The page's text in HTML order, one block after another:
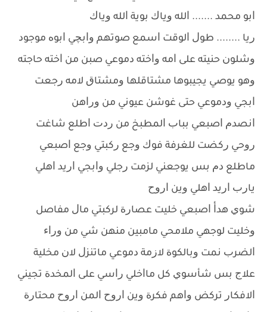
ﺍﺑﻮ ﻣﺤﻤﺪ ....... ﺍﻟﻠﻪ ﻭﻳﺎﻙ ﺑﻮﻳﺔ ﺍﻟﻠﻪ ﻭﻳﺎﻙ
ﺭﻳﺎ ........ ﻃﻮﻝ ﺍﻟﻮﻗﺖ ﺍﺳﻤﻊ ﺻﻮﺗﻬﻢ ﻭﺍﺑﭽﻲ ﺍﺑﻮﻩ ﻣﻮﺟﻮﺩ
ﻭﺷﻠﻮﻥ ﺣﻨﻴﺘﻪ ﻋﻠﻰ ﺍﻣﻪ ﻭﺍﺧﺘﻪ ﺩﻣﻮﻋﻲ ﺻﺒﻦ ﻣﻦ ﺍﺧﺘﻪ ﺣﺎﺟﺘﻪ
ﻭﻫﻮ ﻳﻮﺻﻲ ﻳﺠﻴﺒﻮﻫﺎ ﻣﺸﺘﺎﻗﻠﻬﺎ ﻭﻣﺸﺘﺎﻕ ﻻﻣﻪ ﺭﺟﻌﺖ
ﺍﺑﺠﻲ ﻭﺩﻣﻮﻋﻲ ﺣﺘﻰ ﻏﻮﺷﻦ ﻋﻴﻮﻧﻲ ﻣﻦ ﻭﺭﺍﻫﻦ
ﺍﻧﺼﺪﻡ ﺍﺻﺒﻌﻲ ﺑﺒﺎﺏ ﺍﻟﻤﻄﺒﺦ ﻣﻦ ﺭﺩﺕ ﺍﻃﻠﻊ ﺷﺎﻏﺖ
ﺭﻭﺣﻲ ﺭﻛﻀﺖ ﻟﻠﻐﺮﻓﺔ ﻓﻮﻙ ﻭﺟﻊ ﺭﻛﺒﺘﻲ ﻭﺟﻊ ﺍﺻﺒﻌﻲ
ﻣﺎﻃﻠﻊ ﺩﻡ ﺑﺲ ﻳﻮﺟﻌﻨﻲ ﻟﺰﻣﺖ ﺭﺟﻠﻲ ﻭﺍﺑﺠﻲ ﺍﺭﻳﺪ ﺍﻫﻠﻲ
ﻳﺎﺭﺏ ﺍﺭﻳﺪ ﺍﻫﻠﻲ ﻭﻳﻦ ﺍﺭﻭﺡ
ﺷﻮﻱ ﻫﺪﺃ ﺍﺻﺒﻌﻲ ﺧﻠﻴﺖ ﻋﺼﺎﺭﺓ ﻟﺮﻛﺒﺘﻲ ﻣﺎﻝ ﻣﻔﺎﺻﻞ
ﻭﺧﻠﻴﺖ ﻟﻮﺟﻬﻲ ﻣﻼﻣﺤﻲ ﻣﺎﻣﺒﻴﻦ ﻣﻨﻬﻦ ﺷﻲ ﻣﻦ ﻭﺭﺍﺀ
ﺍﻟﻀﺮﺏ ﻧﻤﺖ ﻭﺑﺎﻟﻜﻮﺓ ﻻﺯﻣﺔ ﺩﻣﻮﻋﻲ ﻣﺎﺗﻨﺰﻝ ﻻﻥ ﻣﺨﻠﻴﺔ
ﻋﻼﺝ ﺑﺲ ﺷﺄﺳﻮﻱ ﻛﻞ ﻣﺎﺍﺧﻠﻲ ﺭﺍﺳﻲ ﻋﻠﻰ ﺍﻟﻤﺨﺪﺓ ﺗﺠﻴﻨﻲ
ﺍﻻﻓﻜﺎﺭ ﺗﺮﻛﺾ ﻭﺍﻫﻢ ﻓﻜﺮﺓ ﻭﻳﻦ ﺍﺭﻭﺡ ﺍﻟﻤﻦ ﺍﺭﻭﺡ ﻣﺤﺘﺎﺭﺓ